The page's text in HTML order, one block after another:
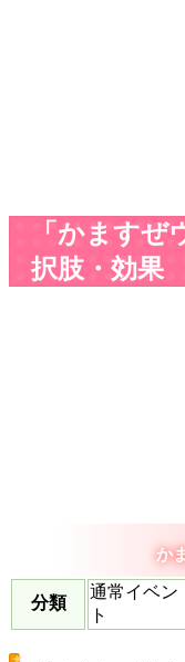
「かます
択肢・効果
か
分類
通常イベン
ト